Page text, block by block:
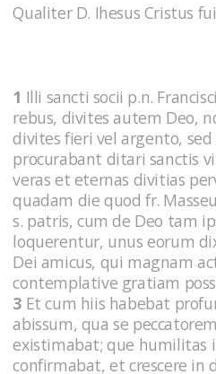
Qualiter D. Ihesus Cristus
1 Illi sancti socii p.n.
rebus, divites autem Deo,
divites fieri vel argento,
procurabant ditari sanctis
veras et eternas divitias
quadam die quod fr.
s. patris, cum de Deo tam
loquerentur, unus eorum
Dei amicus, qui magnam
contemplative gratiam
3 Et cum hiis habebat
abissum, qua se
existimabat; que humilitas
confirmabat, et crescere in